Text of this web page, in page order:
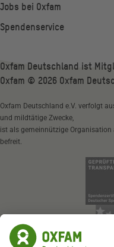
Jobs bei Oxfam
Spendenservice
Oxfam Deutschland ist
Oxfam © 2026 Oxfam
Oxfam Deutschland e.V. verfolgt
und mildtätige Zwecke,
ist als gemeinnützige
befreit.